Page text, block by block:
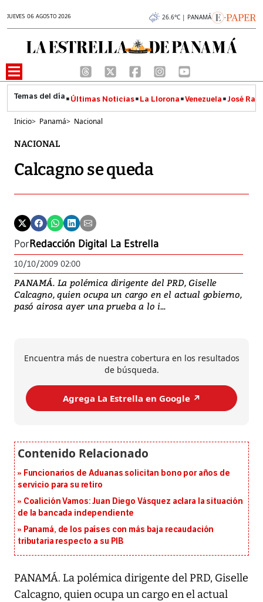
JUEVES 06 AGOSTO 2026 26.6°C | PANAMÁ
Últimas Noticias La Llorona Venezuela José
Inicio> Panamá> Nacional
NACIONAL
Calcagno se queda
PorRedacción Digital La Estrella
10/10/2009 02:00
PANAMÁ. La polémica dirigente del PRD, Giselle
Calcagno, quien ocupa un cargo en el actual gobierno,
pasó airosa ayer una prueba a lo i...
Encuentra más de nuestra cobertura en los resultados
de búsqueda.
Agrega La Estrella en Google ↗️
Funcionarios de Aduanas solicitan bono por años de
servicio para su retiro
Coalición Vamos: Juan Diego Vásquez aclara la situación
de la bancada independiente
Panamá, de los países con más baja recaudación
tributaria respecto a su PIB
PANAMÁ. La polémica dirigente del PRD, Giselle
Calcagno, quien ocupa un cargo en el actual